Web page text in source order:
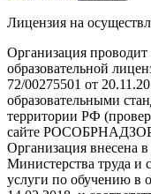
Лицензия на
Организация
образовательной
72/00275501 от
образовательными
территории РФ
сайте
Организация внесена
Министерства труда
услуги по обучению в